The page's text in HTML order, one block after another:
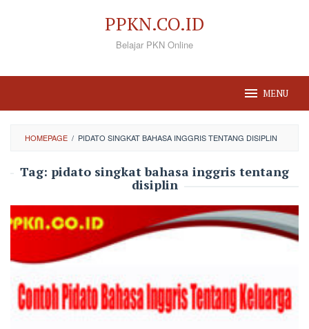
PPKN.CO.ID
Belajar PKN Online
MENU
HOMEPAGE / PIDATO SINGKAT BAHASA INGGRIS TENTANG DISIPLIN
Tag: pidato singkat bahasa inggris tentang
disiplin